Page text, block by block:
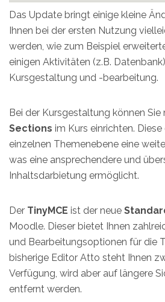
Das Update bringt einige kleine
Ihnen bei der ersten Nutzung
werden, wie zum Beispiel
einigen Aktivitäten (z.B.
Kursgestaltung und -bearbeitung.
Bei der Kursgestaltung können Sie
Sections im Kurs einrichten.
einzelnen Themenebene eine
was eine ansprechendere und
Inhaltsdarbietung ermöglicht.
Der TinyMCE ist der neue
Moodle. Dieser bietet Ihnen
und Bearbeitungsoptionen für die
bisherige Editor Atto steht Ihnen
Verfügung, wird aber auf längere
entfernt werden.